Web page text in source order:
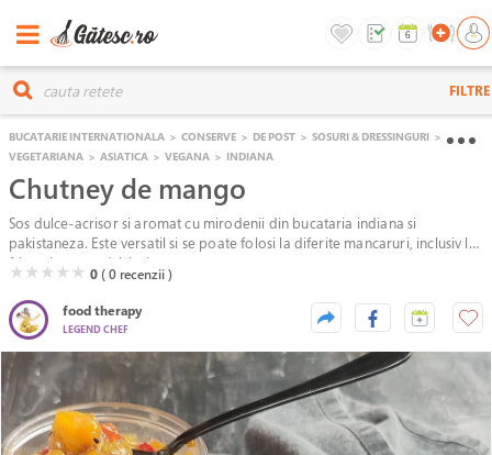
FILTRE
BUCATARIE INTERNATIONALA > CONSERVE > DE POST > SOSURI & DRESSINGURI >
VEGETARIANA > ASIATICA > VEGANA > INDIANA
Chutney de mango
Sos dulce-acrisor si aromat cu mirodenii din bucataria indiana si
pakistaneza. Este versatil si se poate folosi la diferite mancaruri, inclusiv la
fripturi sau sandviciuri.
( )
★( )
★( )
★( )
★( )
★ 0( 0 recenzii )
food therapy
LEGEND CHEF